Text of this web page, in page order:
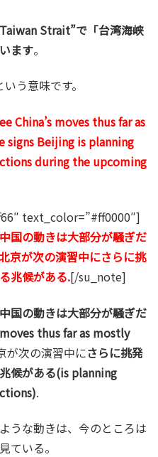
Strait”で「台湾海峡
ます。
う意味です。
China’s moves thus far as
signs Beijing is planning
during the upcoming
text_color=”#ff0000″]
国の動きは大部分が騒ぎだ
京が次の演習中にさらに挑
兆候がある.[/su_note]
国の動きは大部分が騒ぎだ
thus far as mostly
が次の演習中にさらに挑発
候がある(is planning
.
うな動きは、今のところは
ている。